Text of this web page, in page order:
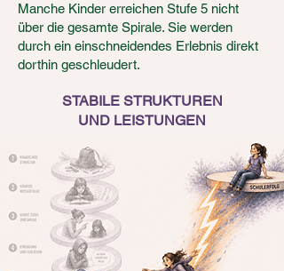
Manche Kinder erreichen Stufe 5 nicht
über die gesamte Spirale. Sie werden
durch ein einschneidendes Erlebnis direkt
dorthin geschleudert.
STABILE STRUKTUREN
UND LEISTUNGEN